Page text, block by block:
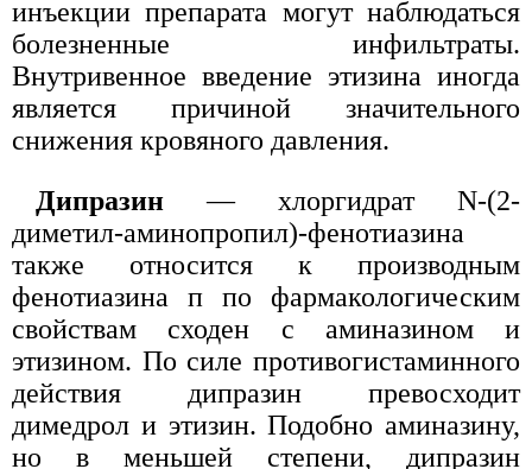
инъекции препарата могут наблюдаться
болезненные инфильтраты.
Внутривенное введение этизина иногда
является причиной значительного
снижения кровяного давления.
Дипразин — хлоргидрат N-(2-
диметил-аминопропил)-фенотиазина
также относится к производным
фенотиазина п по фармакологическим
свойствам сходен с аминазином и
этизином. По силе противогистаминного
действия дипразин превосходит
димедрол и этизин. Подобно аминазину,
но в меньшей степени, дипразин